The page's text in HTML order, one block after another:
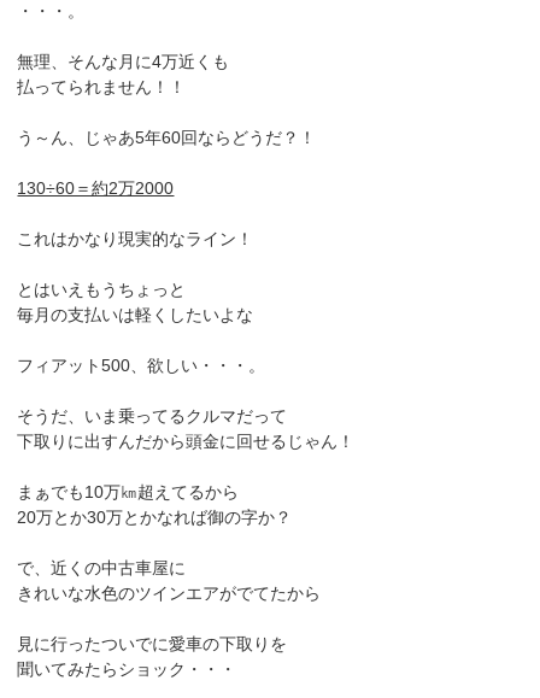
・・・。
無理、そんな月に4万近くも
払ってられません！！
う～ん、じゃあ5年60回ならどうだ？！
130÷60＝約2万2000
これはかなり現実的なライン！
とはいえもうちょっと
毎月の支払いは軽くしたいよな
フィアット500、欲しい・・・。
そうだ、いま乗ってるクルマだって
下取りに出すんだから頭金に回せるじゃん！
まぁでも10万㎞超えてるから
20万とか30万とかなれば御の字か？
で、近くの中古車屋に
きれいな水色のツインエアがでてたから
見に行ったついでに愛車の下取りを
聞いてみたらショック・・・